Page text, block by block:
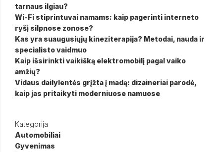
tarnaus ilgiau?
Wi-Fi stiprintuvai namams: kaip pagerinti interneto
ryšį silpnose zonose?
Kas yra suaugusiųjų kineziterapija? Metodai, nauda ir
specialisto vaidmuo
Kaip išsirinkti vaikišką elektromobilį pagal vaiko
amžių?
Vidaus dailylentės grįžta į madą: dizaineriai parodė,
kaip jas pritaikyti moderniuose namuose
Kategorija
Automobiliai
Gyvenimas